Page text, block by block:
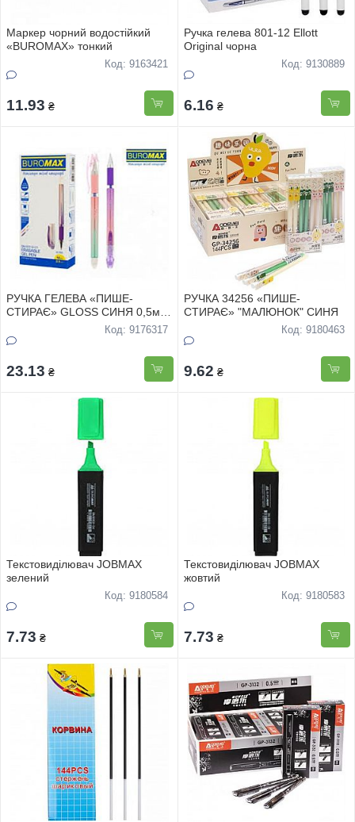
Маркер чорний водостійкий
«BUROMAX» тонкий
Код: 9163421
11.93 ₴
Ручка гелева 801-12 Ellott
Original чорна
Код: 9130889
6.16 ₴
РУЧКА ГЕЛЕВА «ПИШЕ-
СТИРАЄ» GLOSS СИНЯ 0,5мм
з резиновим грипомКод: 9176317
23.13 ₴
РУЧКА 34256 «ПИШЕ-
СТИРАЄ» "МАЛЮНОК" СИНЯ
Код: 9180463
9.62 ₴
Текстовиділювач JOBMAX
зелений
Код: 9180584
7.73 ₴
Текстовиділювач JOBMAX
жовтий
Код: 9180583
7.73 ₴